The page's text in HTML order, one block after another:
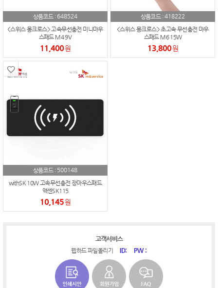
상품코드 : 648524
<스위스 몽크로스> 고속무선충전 미니마우
스패드 M4 9V
11,400원
상품코드 :418222
<스위스 몽크로스> 초고속 무선충전 마우
스패드 M6 15W
13,800원
상품코드 : 500148
withSK 10W 고속무선충전 장마우스패드
액센SK115
10,145원
고객서비스
웹하드 파일올리기 ID: PW :